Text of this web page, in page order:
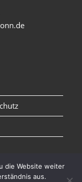
zu uns
die Website weiter
aus.